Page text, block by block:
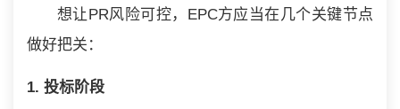
想让PR风险可控，EPC方应当在几个关键节点
做好把关：
1. 投标阶段